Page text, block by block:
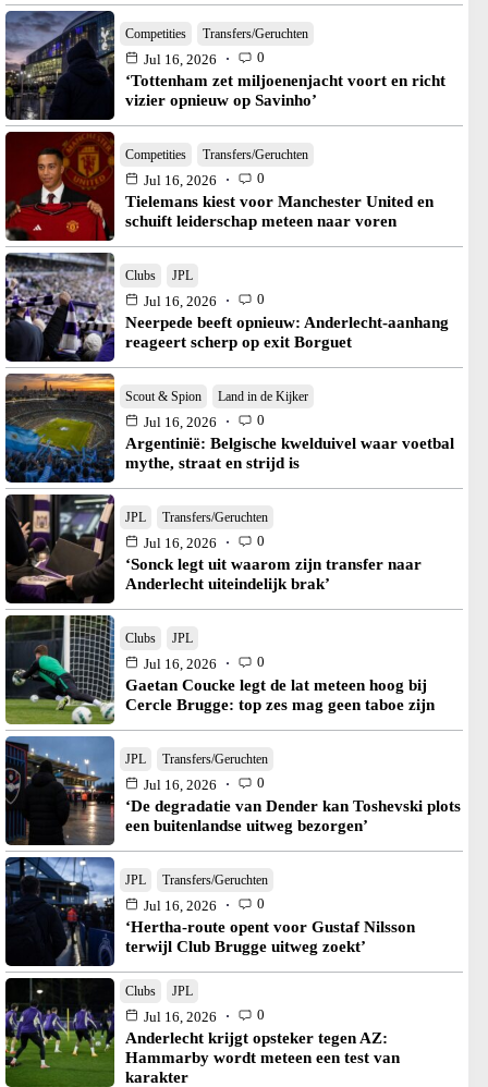
Competities Transfers/Geruchten
Jul 16, 2026 0
‘Tottenham zet miljoenenjacht voort en richt
vizier opnieuw op Savinho’
Competities Transfers/Geruchten
Jul 16, 2026 0
Tielemans kiest voor Manchester United en
schuift leiderschap meteen naar voren
Clubs JPL
Jul 16, 2026 0
Neerpede beeft opnieuw: Anderlecht-aanhang
reageert scherp op exit Borguet
Scout & Spion Land in de Kijker
Jul 16, 2026 0
Argentinië: Belgische kwelduivel waar voetbal
mythe, straat en strijd is
JPL Transfers/Geruchten
Jul 16, 2026 0
‘Sonck legt uit waarom zijn transfer naar
Anderlecht uiteindelijk brak’
Clubs JPL
Jul 16, 2026 0
Gaetan Coucke legt de lat meteen hoog bij
Cercle Brugge: top zes mag geen taboe zijn
JPL Transfers/Geruchten
Jul 16, 2026 0
‘De degradatie van Dender kan Toshevski plots
een buitenlandse uitweg bezorgen’
JPL Transfers/Geruchten
Jul 16, 2026 0
‘Hertha-route opent voor Gustaf Nilsson
terwijl Club Brugge uitweg zoekt’
Clubs JPL
Jul 16, 2026 0
Anderlecht krijgt opsteker tegen AZ:
Hammarby wordt meteen een test van
karakter